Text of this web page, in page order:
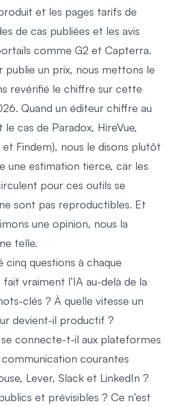
et les pages tarifs de
de cas publiées et les avis
comme G2 et Capterra.
publie un prix, nous mettons le
revérifié le chiffre sur cette
Quand un éditeur chiffre au
le cas de Paradox, HireVue,
Findem), nous le disons plutôt
une estimation tierce, car les
pour ces outils se
sont pas reproductibles. Et
une opinion, nous la
telle.
cinq questions à chaque
vraiment l’IA au-delà de la
clés ? À quelle vitesse un
devient-il productif ?
connecte-t-il aux plateformes
courantes
Lever, Slack et LinkedIn ?
et prévisibles ? Ce n’est